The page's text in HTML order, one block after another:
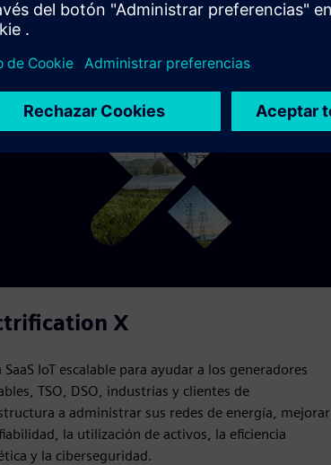
el crecimiento.
X
IoT escalable para ayudar a los generadores
TSO, DSO, industrias y clientes de
a administrar sus redes de energía, mejorar
la utilización de activos, la eficiencia
y la ciberseguridad.